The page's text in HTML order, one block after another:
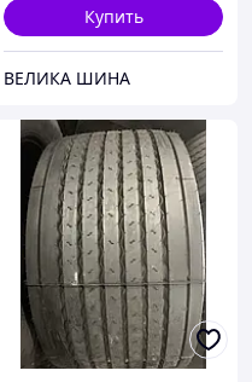
Купить
ВЕЛИКА ШИНА